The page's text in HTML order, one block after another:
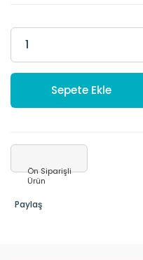
Sepete Ekle
Ön Siparişli
Ürün
Paylaş